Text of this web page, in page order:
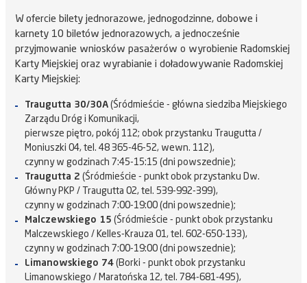
W ofercie bilety jednorazowe, jednogodzinne, dobowe i
karnety 10 biletów jednorazowych, a jednocześnie
przyjmowanie wniosków pasażerów o wyrobienie Radomskiej
Karty Miejskiej oraz wyrabianie i doładowywanie Radomskiej
Karty Miejskiej:
Traugutta 30/30A (Śródmieście - główna siedziba Miejskiego
Zarządu Dróg i Komunikacji,
pierwsze piętro, pokój 112; obok przystanku Traugutta /
Moniuszki 04, tel. 48 365-46-52, wewn. 112),
czynny w godzinach 7:45-15:15 (dni powszednie);
Traugutta 2 (Śródmieście - punkt obok przystanku Dw.
Główny PKP / Traugutta 02, tel. 539-992-399),
czynny w godzinach 7:00-19:00 (dni powszednie);
Malczewskiego 15 (Śródmieście - punkt obok przystanku
Malczewskiego / Kelles-Krauza 01, tel. 602-650-133),
czynny w godzinach 7:00-19:00 (dni powszednie);
Limanowskiego 74 (Borki - punkt obok przystanku
Limanowskiego / Maratońska 12, tel. 784-681-495),